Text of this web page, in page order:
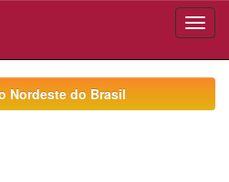
Nordeste do Brasil